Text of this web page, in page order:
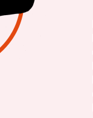
Joe Biden –
im
Teil einer
verhaftet.
und